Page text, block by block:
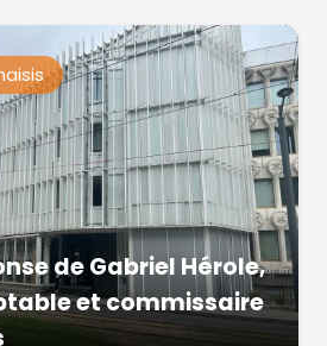
de Gabriel Hérole,
et commissaire